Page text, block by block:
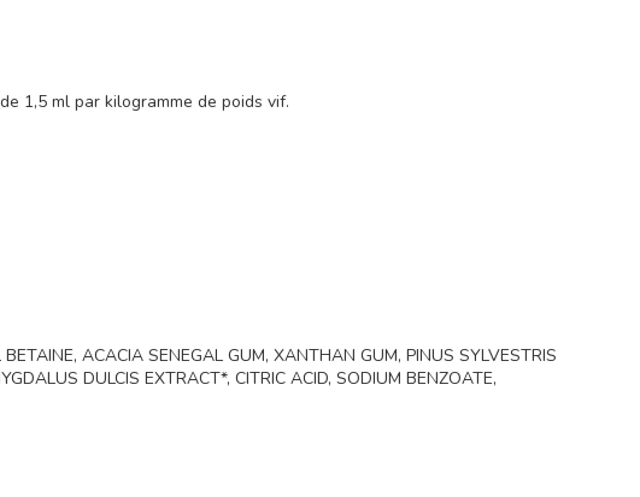
1,5 ml par kilogramme de poids vif.
ACACIA SENEGAL GUM, XANTHAN GUM, PINUS SYLVESTRIS
DULCIS EXTRACT*, CITRIC ACID, SODIUM BENZOATE,